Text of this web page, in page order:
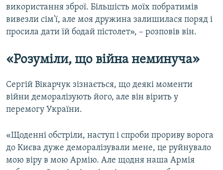
використання зброї. Більшість моїх побратимів
вивезли сім'ї, але моя дружина залишилася поряд і
просила дати їй бодай пістолет», – розповів він.
«Розуміли, що війна неминуча»
Сергій Вікарчук зізнається, що деякі моменти
війни деморалізують його, але він вірить у
перемогу України.
«Щоденні обстріли, наступ і спроби прориву ворога
до Києва дуже деморалізували мене, це руйнувало
мою віру в мою Армію. Але щодня наша Армія